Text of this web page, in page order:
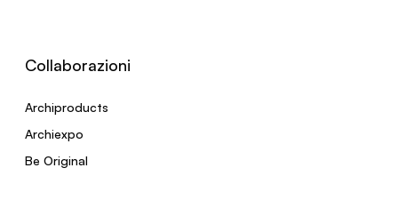
Collaborazioni
Archiproducts
Archiexpo
Be Original